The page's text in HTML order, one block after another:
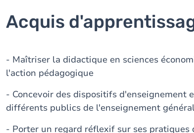
Acquis
- Maîtriser la didactique en sciences
l'action pédagogique
- Concevoir des dispositifs d'enseignement
différents publics de l'enseignement
- Porter un regard réflexif sur ses pratiques